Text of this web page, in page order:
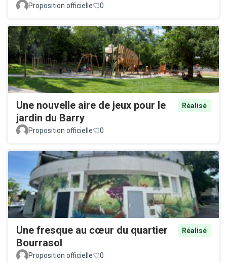
Proposition officielle 0
Une nouvelle aire de jeux pour le
jardin du Barry
Réalisé
Proposition officielle 0
Une fresque au cœur du quartier
Bourrasol
Réalisé
Proposition officielle 0